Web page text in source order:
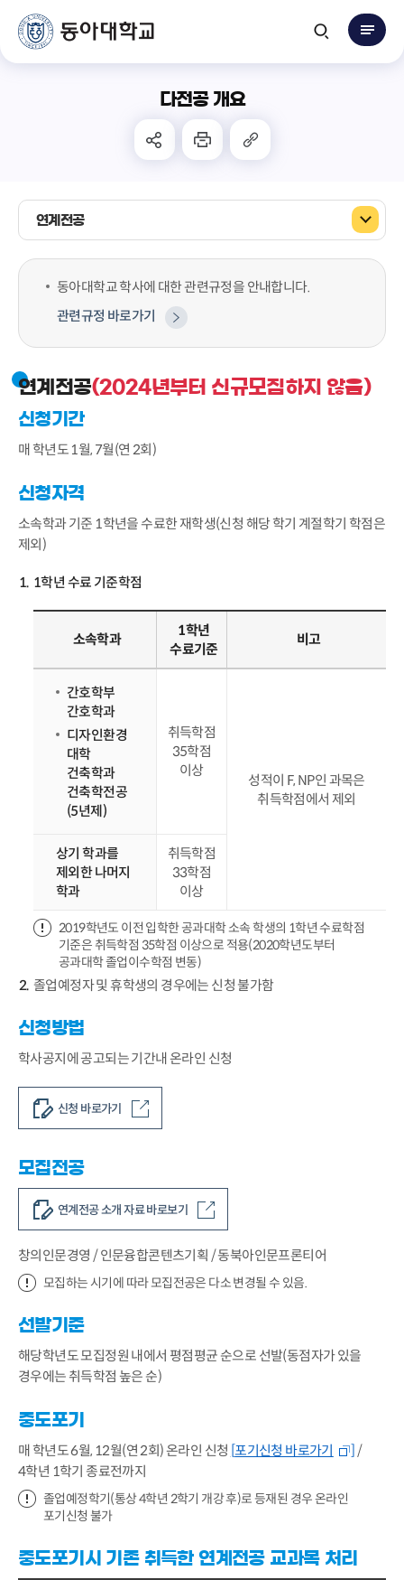
다전공 개요
연계전공
동아대학교 학사에 대한 관련규정을 안내합니다.
관련규정 바로가기
연계전공(2024년부터 신규모집하지 않음)
신청기간
매 학년도 1월, 7월(연 2회)
신청자격
소속학과 기준 1학년을 수료한 재학생(신청 해당 학기 계절학기 학점은
제외)
1학년 수료 기준학점
소속학과
1학년
수료기준
비고
간호학부
간호학과
디자인환경
대학
건축학과
건축학전공
(5년제)
취득학점
35학점
이상
성적이 F, NP인 과목은
취득학점에서 제외
상기 학과를
제외한 나머지
학과
취득학점
33학점
이상
2019학년도 이전 입학한 공과대학 소속 학생의 1학년 수료학점
기준은 취득학점 35학점 이상으로 적용(2020학년도부터
공과대학 졸업이수학점 변동)
졸업예정자 및 휴학생의 경우에는 신청 불가함
신청방법
학사공지에 공고되는 기간내 온라인 신청
신청 바로가기
모집전공
연계전공 소개 자료 바로보기
창의인문경영 / 인문융합콘텐츠기획 / 동북아인문프론티어
모집하는 시기에 따라 모집전공은 다소 변경될 수 있음.
선발기준
해당학년도 모집정원 내에서 평점평균 순으로 선발(동점자가 있을
경우에는 취득학점 높은 순)
중도포기
매 학년도 6월, 12월(연 2회) 온라인 신청 [포기신청 바로가기 ] /
4학년 1학기 종료전까지
졸업예정학기(통상 4학년 2학기 개강 후)로 등재된 경우 온라인
포기신청 불가
중도포기시 기존 취득한 연계전공 교과목 처리